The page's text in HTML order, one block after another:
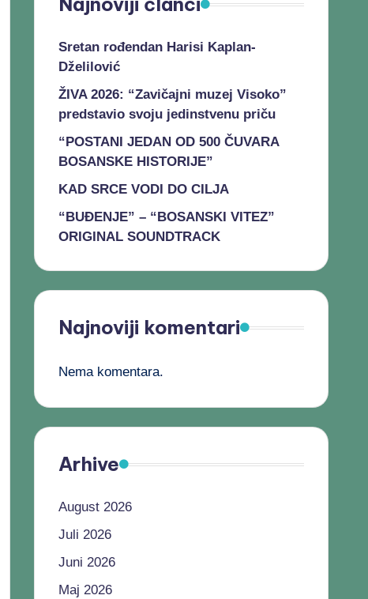
Sretan rođendan Harisi Kaplan-
Dželilović
ŽIVA 2026: “Zavičajni muzej Visoko”
predstavio svoju jedinstvenu priču
“POSTANI JEDAN OD 500 ČUVARA
BOSANSKE HISTORIJE”
KAD SRCE VODI DO CILJA
“BUĐENJE” – “BOSANSKI VITEZ”
ORIGINAL SOUNDTRACK
Najnoviji komentari
Nema komentara.
Arhive
August 2026
Juli 2026
Juni 2026
Maj 2026